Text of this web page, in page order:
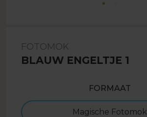
FOTOMOK
BLAUW ENGELTJE 1
FORMAAT
Magische Fotomok